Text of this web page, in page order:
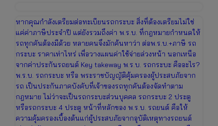
หากคุณกำลังเตรียมต่อทะเบียนรถกระบะ สิ่งที่ต้องเตรียมไม่ใช่
แค่ค่าภาษีประจำปี แต่ยังรวมถึงค่า พ.ร.บ. ที่กฎหมายกำหนดให้
รถทุกคันต้องมีด้วย หลายคนจึงมักค้นหาว่า ต่อพ.ร.บ.+ภาษี รถ
กระบะ ราคาเท่าไหร่ เพื่อวางแผนค่าใช้จ่ายล่วงหน้า นอกเหนือ
จากค่าประกันรถยนต์ Key takeway พ.ร.บ. รถกระบะ คืออะไร?
พ.ร.บ. รถกระบะ หรือ พระราชบัญญัติคุ้มครองผู้ประสบภัยจาก
รถ เป็นประกันภาคบังคับที่เจ้าของรถทุกคันต้องจัดทำตาม
กฎหมาย ไม่ว่าจะเป็นรถกระบะส่วนบุคคล รถกระบะ 2 ประตู
หรือรถกระบะ 4 ประตู หน้าที่หลักของ พ.ร.บ. รถยนต์ คือให้
ความคุ้มครองเบื้องต้นแก่ผู้ประสบภัยจากอุบัติเหตุทางรถยนต์